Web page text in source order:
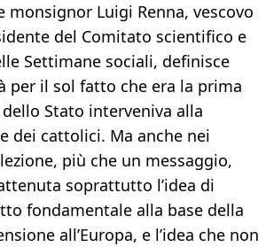
monsignor Luigi Renna, vescovo
del Comitato scientifico e
Settimane sociali, definisce
per il sol fatto che era la prima
Stato interveniva alla
dei cattolici. Ma anche nei
più che un messaggio,
soprattutto l’idea di
fondamentale alla base della
all’Europa, e l’idea che non